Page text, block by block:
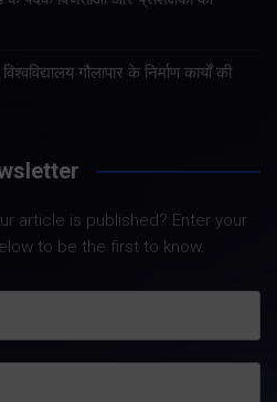
गौलापार के निर्माण कार्यों की
article is published? Enter your
to be the first to know.